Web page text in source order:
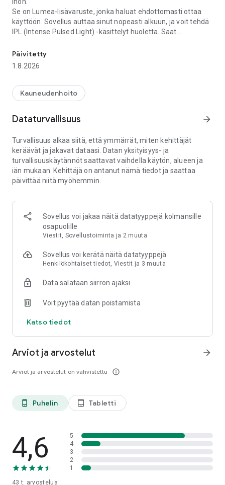
Se on Lumea-lisävaruste, jonka haluat ehdottomasti ottaa
käyttöön. Sovellus auttaa sinut nopeasti alkuun, ja voit tehdä
IPL (Intense Pulsed Light) -käsittelyt huoletta. Saat
yksilöityjä käsittelysuunnitelmia ja helposti seurattavan
aikataulun, joiden ansiosta saat parhaimman mahdollisen
SenseIQ Pro -käyttäjät pääsevät hyödyntämään seuraavia
älykkäitä reaaliaikatoimintoja:
tehotason
lopputuloksen myös hankalilla alueilla
- audiovisuaalinen palaute käsittelyjen aikana
- edistymisestä kertovat älykkäät päivitykset, joissa annetaan
näppäriä vinkkejä edistymisesi tueksi.
Oletko valmis aloittamaan matkasi kohti pitkään sileänä
Päivitetty
1.8.2026
Kauneudenhoito
Dataturvallisuus arrow_forward
Turvallisuus alkaa siitä, että ymmärrät, miten kehittäjät
keräävät ja jakavat dataasi. Datan yksityisyys- ja
turvallisuuskäytännöt saattavat vaihdella käytön, alueen ja
iän mukaan. Kehittäjä on antanut nämä tiedot ja saattaa
päivittää niitä myöhemmin.
Sovellus voi jakaa näitä datatyyppejä kolmansille
osapuolille
Viestit, Sovellustoiminta ja 2 muuta
Sovellus voi kerätä näitä datatyyppejä
Henkilökohtaiset tiedot, Viestit ja 3 muuta
Data salataan siirron ajaksi
Voit pyytää datan poistamista
Katso tiedot
Arviot ja arvostelut
Arviot ja arvostelut on vahvistettu info_outline
arrow_forward
phone_android Puhelin tablet_android Tabletti
4,6
43 t. arvostelua
5
4
3
2
1